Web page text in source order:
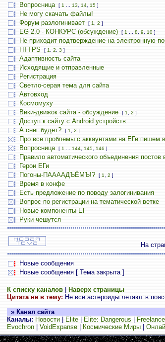
Вопросница [ 1 13 14, 15]
Не могу скачать файлы!
Форум разлогинивает [ 1 2 ]
EG 2.0 - КОНКУРС (обсуждение) [ 1 8 9 10]
Не приходит подтверждение на электронную
HTTPS [ 1 2 3 ]
Адаптивность сайта
Исходящие и отправленные
Регистрация
Светло-серая тема для сайта
Автовход
Космомуху
Вики-движок сайта - обсуждение [ 1 2 ]
Доступ к сайту с Android устройств.
А снег будет? [ 1 2 ]
Про все проблемы с аккаунтами на ЕГе пишем
Вопросница [ 1 144, 145, 146 ]
Правило автоматического объединения постов
Герои ЕГи
Погоны-ПААААДЪЁМЪ!? [ 1 2 ]
Время в конфе
Есть предложение по поводу залогинивания
Вопрос по регистрации на тематической ветке
Новые компоненты ЕГ
Руки чешутся
На
Новые сообщения
Новые сообщения [ Тема закрыта ]
К списку каналов|
Наверх страницы
Цитата не в тему:Не все астероиды летают в
» Канал сайта
Каналы: Новости| Elite| Elite: Dangerous
Evochron| VoidExpanse| Космические Миры|